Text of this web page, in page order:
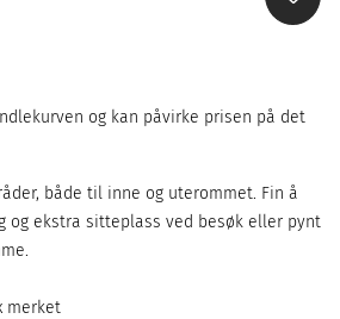
og kan påvirke prisen på det
både til inne og uterommet. Fin å
og ekstra sitteplass ved besøk eller pynt
merket